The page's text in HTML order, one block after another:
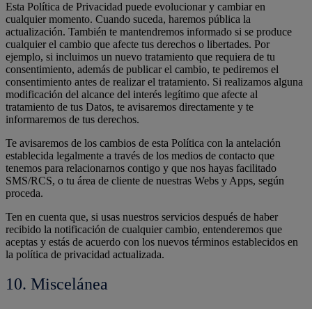
Esta Política de Privacidad puede evolucionar y cambiar en
cualquier momento. Cuando suceda, haremos pública la
actualización. También te mantendremos informado si se produce
cualquier el cambio que afecte tus derechos o libertades. Por
ejemplo, si incluimos un nuevo tratamiento que requiera de tu
consentimiento, además de publicar el cambio, te pediremos el
consentimiento antes de realizar el tratamiento. Si realizamos alguna
modificación del alcance del interés legítimo que afecte al
tratamiento de tus Datos, te avisaremos directamente y te
informaremos de tus derechos.
Te avisaremos de los cambios de esta Política con la antelación
establecida legalmente a través de los medios de contacto que
tenemos para relacionarnos contigo y que nos hayas facilitado
SMS/RCS, o tu área de cliente de nuestras Webs y Apps, según
proceda.
Ten en cuenta que, si usas nuestros servicios después de haber
recibido la notificación de cualquier cambio, entenderemos que
aceptas y estás de acuerdo con los nuevos términos establecidos en
la política de privacidad actualizada.
10. Miscelánea